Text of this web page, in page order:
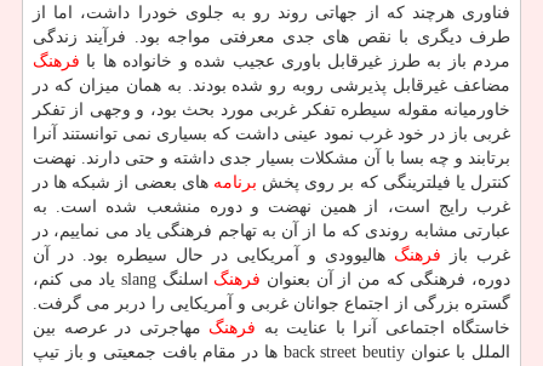
فناوری هرچند كه از جهاتی روند رو به جلوی خودرا داشت، اما از
طرف دیگری با نقص های جدی معرفتی مواجه بود. فرآیند زندگی
مردم باز به طرز غیرقابل باوری عجیب شده و خانواده ها با فرهنگ
مضاعف غیرقابل پذیرشی روبه رو شده بودند. به همان میزان كه در
خاورمیانه مقوله سیطره تفكر غربی مورد بحث بود، و وجهی از تفكر
غربی باز در خود غرب نمود عینی داشت كه بسیاری نمی توانستند آنرا
برتابند و چه بسا با آن مشكلات بسیار جدی داشته و حتی دارند. نهضت
كنترل یا فیلترینگی كه بر روی پخش برنامه های بعضی از شبكه ها در
غرب رایج است، از همین نهضت و دوره منشعب شده است. به
عبارتی مشابه روندی كه ما از آن به تهاجم فرهنگی یاد می نماییم، در
غرب باز فرهنگ هالیوودی و آمریكایی در حال سیطره بود. در آن
دوره، فرهنگی كه من از آن بعنوان فرهنگ
اسلنگ slang یاد می كنم،
گستره بزرگی از اجتماع جوانان غربی و آمریكایی را دربر می گرفت.
خاستگاه اجتماعی آنرا با عنایت به فرهنگ مهاجرتی در عرصه بین
الملل با عنوان back street beutiy ها در مقام بافت جمعیتی و باز تیپ